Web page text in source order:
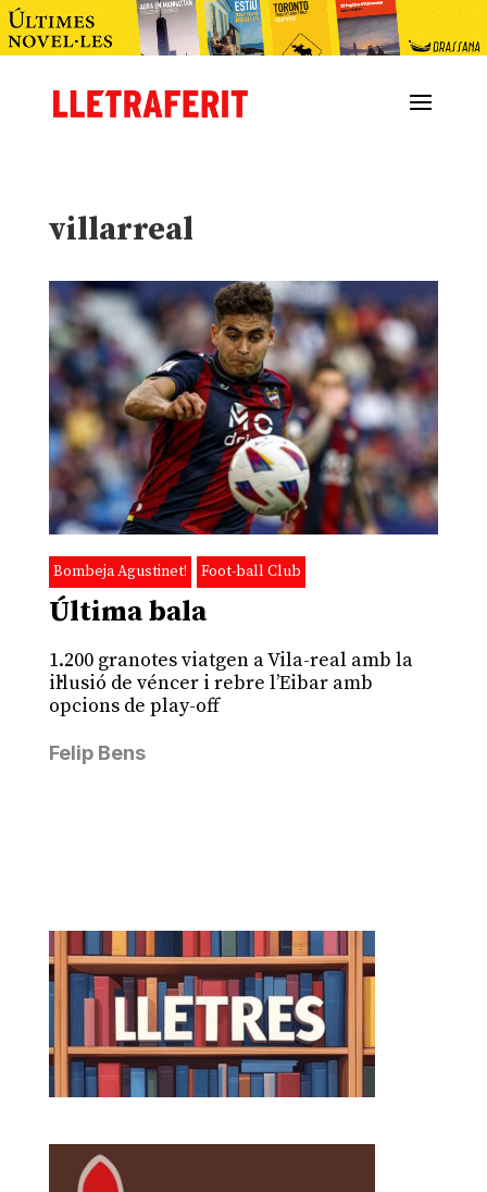
villarreal
Bombeja Agustinet! Foot-ball Club
Última bala
1.200 granotes viatgen a Vila-real amb la
il·lusió de véncer i rebre l’Eibar amb
opcions de play-off
Felip Bens